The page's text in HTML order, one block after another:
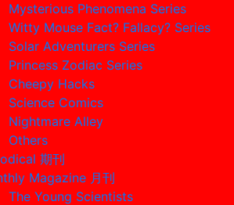
Mysterious Phenomena Series
Witty Mouse Fact? Fallacy? Series
Solar Adventurers Series
Princess Zodiac Series
Cheepy Hacks
Science Comics
Nightmare Alley
Others
期刊
Magazine 月刊
The Young Scientists